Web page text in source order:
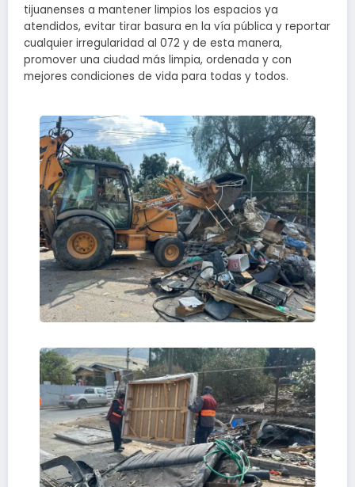
tijuanenses a mantener limpios los espacios ya
atendidos, evitar tirar basura en la vía pública y reportar
cualquier irregularidad al 072 y de esta manera,
promover una ciudad más limpia, ordenada y con
mejores condiciones de vida para todas y todos.